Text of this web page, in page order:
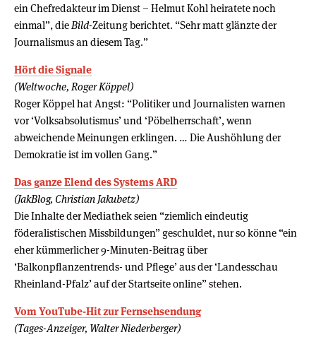
ein Chefredakteur im Dienst – Helmut Kohl heiratete noch
einmal”, die Bild-Zeitung berichtet. “Sehr matt glänzte der
Journalismus an diesem Tag.”
Hört die Signale
(Weltwoche, Roger Köppel)
Roger Köppel hat Angst: “Politiker und Journalisten warnen
vor ‘Volksabsolutismus’ und ‘Pöbelherrschaft’, wenn
abweichende Meinungen erklingen. … Die Aushöhlung der
Demokratie ist im vollen Gang.”
Das ganze Elend des Systems ARD
(JakBlog, Christian Jakubetz)
Die Inhalte der Mediathek seien “ziemlich eindeutig
föderalistischen Missbildungen” geschuldet, nur so könne “ein
eher kümmerlicher 9-Minuten-Beitrag über
‘Balkonpflanzentrends- und Pflege’ aus der ‘Landesschau
Rheinland-Pfalz’ auf der Startseite online” stehen.
Vom YouTube-Hit zur Fernsehsendung
(Tages-Anzeiger, Walter Niederberger)